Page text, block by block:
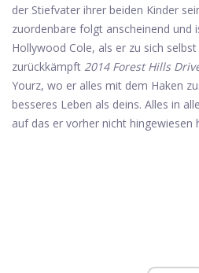
der Stiefvater ihrer beiden Kinder
zuordenbare folgt anscheinend und
Hollywood Cole, als er zu sich
zurückkämpft 2014 Forest Hills
Yourz, wo er alles mit dem Haken
besseres Leben als deins. Alles in
auf das er vorher nicht hingewiesen